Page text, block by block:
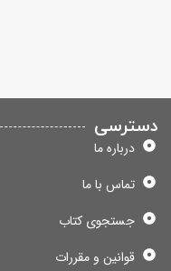
دسترسی
درباره ما
تماس با ما
جستجوی کتاب
قوانین و مقررات